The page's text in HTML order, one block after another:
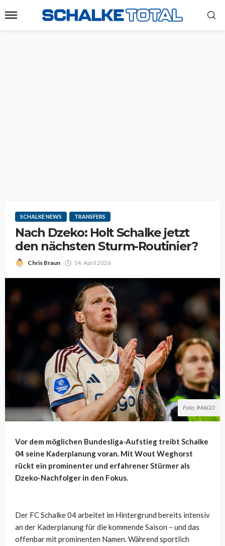
SCHALKE NEWS TRANSFERS
Nach Dzeko: Holt Schalke jetzt
den nächsten Sturm-Routinier?
Chris Braun 14. April 2026
Foto: IMAGO
Vor dem möglichen Bundesliga-Aufstieg treibt Schalke
04 seine Kaderplanung voran. Mit Wout Weghorst
rückt ein prominenter und erfahrener Stürmer als
Dzeko-Nachfolger in den Fokus.
Der FC Schalke 04 arbeitet im Hintergrund bereits intensiv
an der Kaderplanung für die kommende Saison – und das
offenbar mit prominenten Namen. Während sportlich